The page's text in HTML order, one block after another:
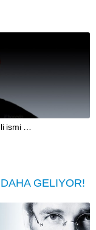
ismi …
GELIYOR!